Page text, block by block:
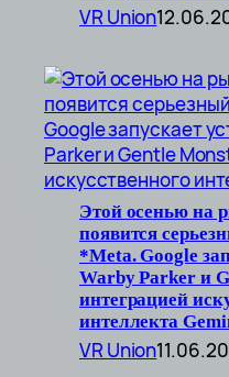
VR Union
Этой осенью на
появится
*Meta. Google
Warby Parker и
интеграцией
интеллекта
VR Union